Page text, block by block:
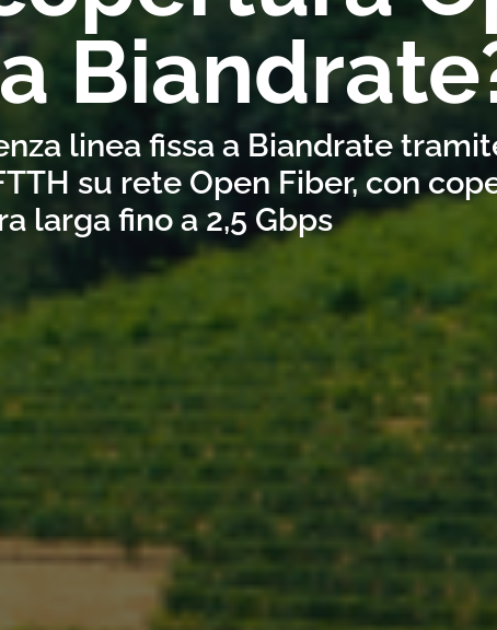
linea fissa a Biandrate
su rete Open Fiber, con
larga fino a 2,5 Gbps